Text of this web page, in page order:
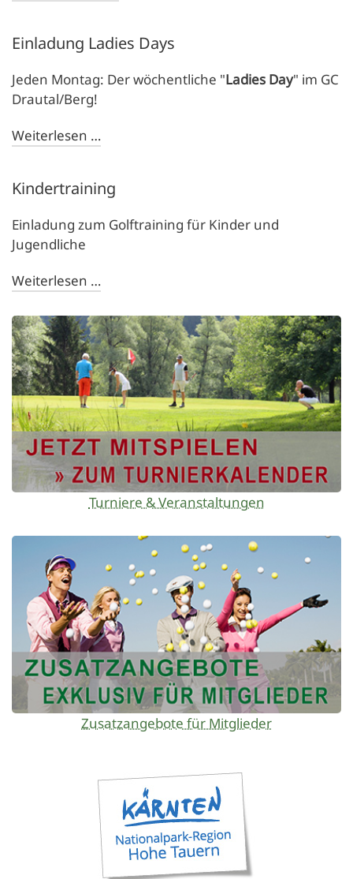
Einladung Ladies Days
Jeden Montag: Der wöchentliche "Ladies Day" im GC
Drautal/Berg!
Weiterlesen …
Kindertraining
Einladung zum Golftraining für Kinder und
Jugendliche
Weiterlesen …
Turniere & Veranstaltungen
Zusatzangebote für Mitglieder